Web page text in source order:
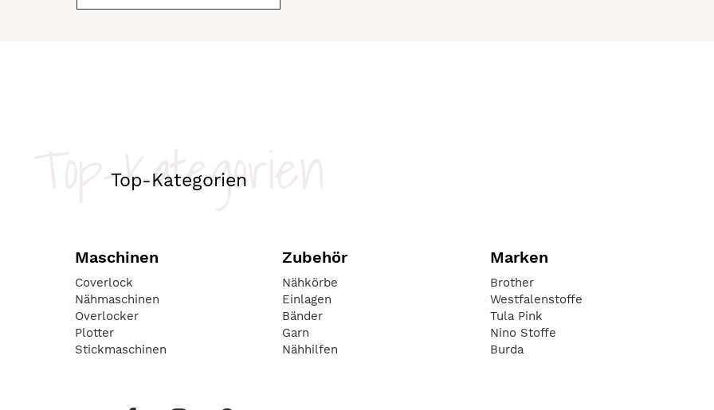
Top-Kategorien
Top-Kategorien
Maschinen
Coverlock
Nähmaschinen
Overlocker
Plotter
Stickmaschinen
Zubehör
Nähkörbe
Einlagen
Bänder
Garn
Nähhilfen
Marken
Brother
Westfalenstoffe
Tula Pink
Nino Stoffe
Burda